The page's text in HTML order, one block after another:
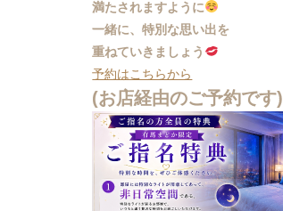
満たされますように
一緒に、特別な思い出を
重ねていきましょう
予約はこちらから
(お店経由のご予約です)